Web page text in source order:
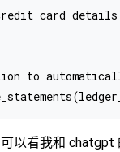
card
to
以看我和 chatgpt